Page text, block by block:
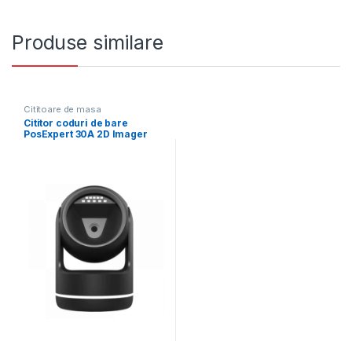
Produse similare
Cititoare de masa
Cititor coduri de bare
PosExpert 30A 2D Imager